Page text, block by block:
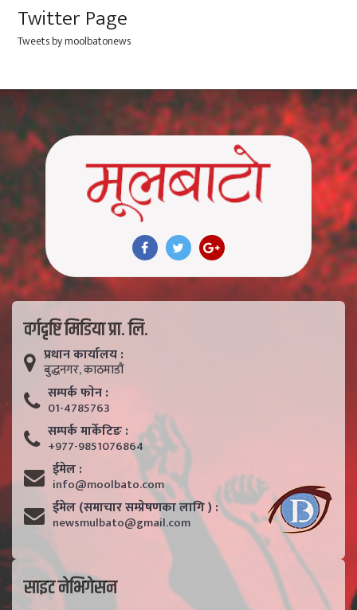
Twitter Page
Tweets by moolbatonews
वर्गदृष्टि मिडिया प्रा. लि.
प्रधान कार्यालय :
बुद्धनगर, काठमाडाैं
सम्पर्क फाेन :
01-4785763
सम्पर्क मार्केटिङ :
+977-9851076864
ईमेल :
info@moolbato.com
ईमेल (समाचार सम्प्रेषणका लागि ) :
newsmulbato@gmail.com
साइट नेभिगेसन